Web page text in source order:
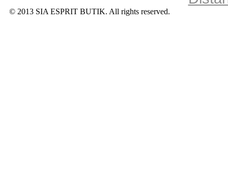
© 2013 SIA ESPRIT BUTIK. All rights reserved.